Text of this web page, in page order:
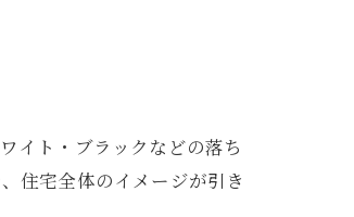
イト・ブラックなどの落ち
住宅全体のイメージが引き